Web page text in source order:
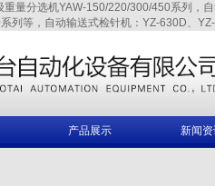
重量分选机YAW-150/220/300/450系列
列等，自动输送式检针机：YZ-630D、
产品展示 新闻